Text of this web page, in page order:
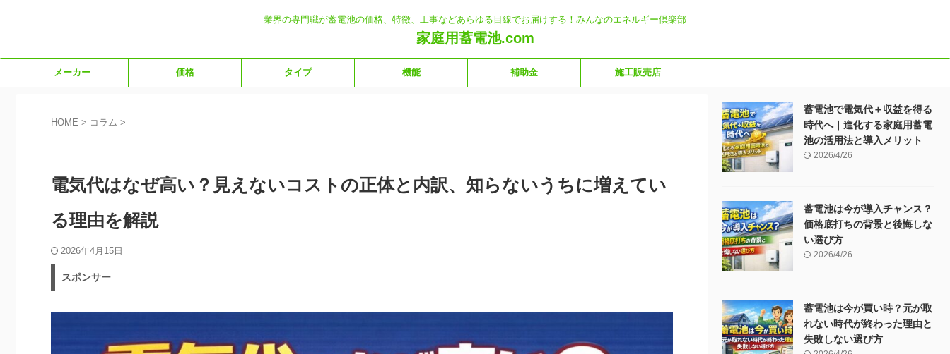
業界の専門職が蓄電池の価格、特徴、工事などあらゆる目線でお届けする！みんなのエネルギー倶楽部
家庭用蓄電池.com
メーカー 価格 タイプ 機能 補助金 施工販売店
HOME > コラム >
電気代はなぜ高い？見えないコストの正体と内訳、知らないうちに増えてい
る理由を解説
2026年4月15日
スポンサー
蓄電池で電気代＋収益を得る
時代へ｜進化する家庭用蓄電
池の活用法と導入メリット
2026/4/26
蓄電池は今が導入チャンス？
価格底打ちの背景と後悔しな
い選び方
2026/4/26
蓄電池は今が買い時？元が取
れない時代が終わった理由と
失敗しない選び方